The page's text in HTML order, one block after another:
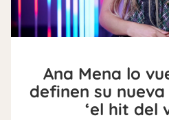
Ana Mena lo
definen su
‘el hit del